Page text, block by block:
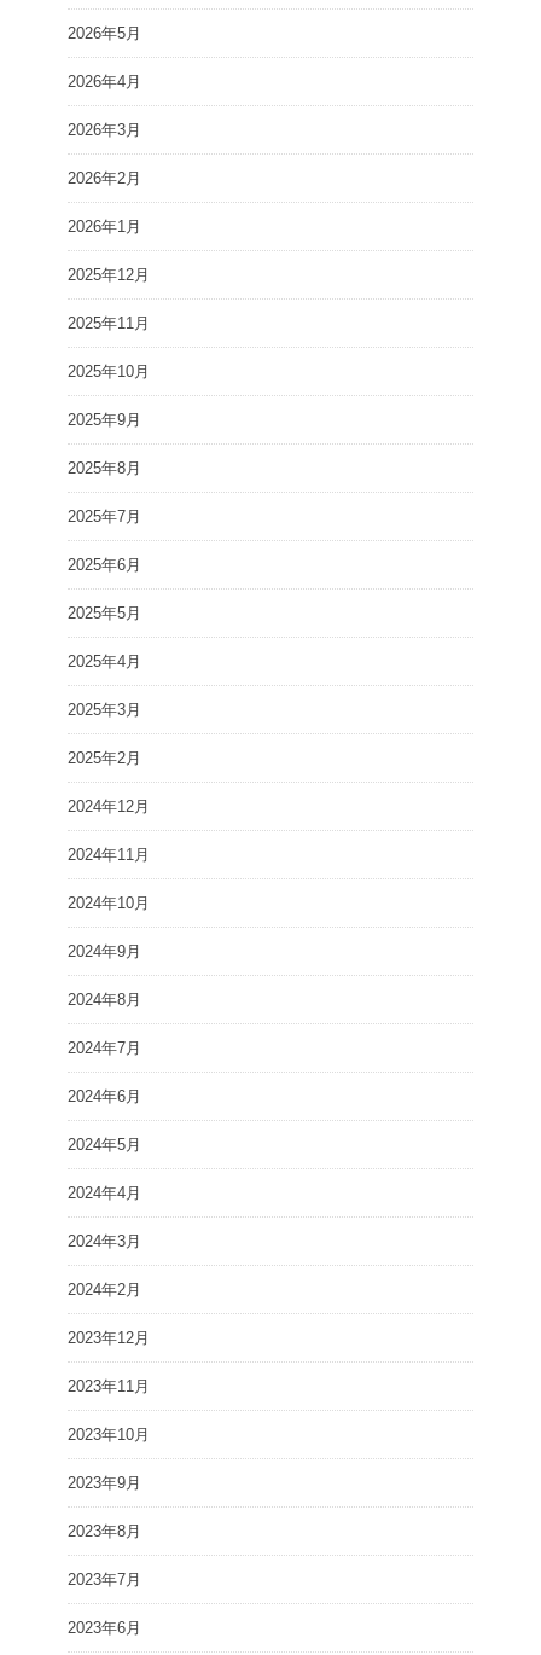
2026年5月
2026年4月
2026年3月
2026年2月
2026年1月
2025年12月
2025年11月
2025年10月
2025年9月
2025年8月
2025年7月
2025年6月
2025年5月
2025年4月
2025年3月
2025年2月
2024年12月
2024年11月
2024年10月
2024年9月
2024年8月
2024年7月
2024年6月
2024年5月
2024年4月
2024年3月
2024年2月
2023年12月
2023年11月
2023年10月
2023年9月
2023年8月
2023年7月
2023年6月